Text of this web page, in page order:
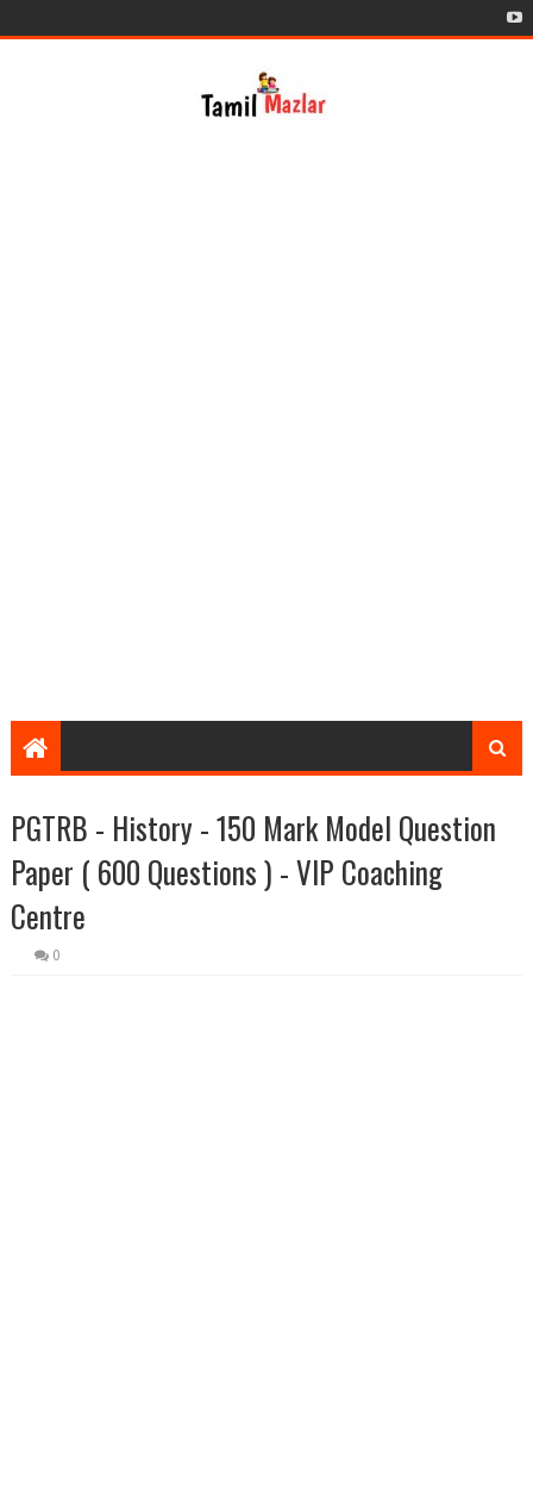
PGTRB - History - 150 Mark Model Question
Paper ( 600 Questions ) - VIP Coaching
Centre
0